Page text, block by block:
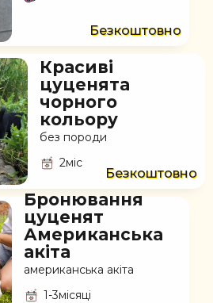
Безкоштовно
Красиві
цуценята
чорного
кольору
без породи
2міс
Безкоштовно
Бронювання
цуценят
Американська
акіта
американська акіта
1-3місяці